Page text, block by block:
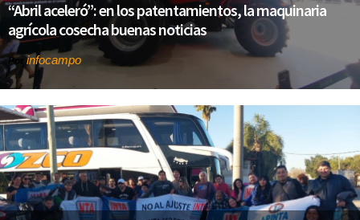
“Abril aceleró”: en los patentamientos, la maquinaria
agrícola cosecha buenas noticias
Por infocampo